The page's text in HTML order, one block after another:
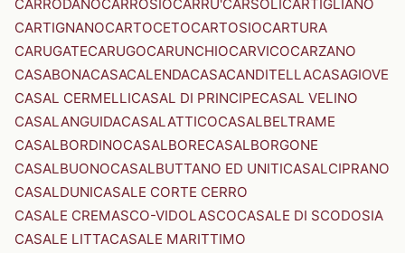
CARRODANOCARROSIOCARRU'CARSOLICARTIGLIANO
CARTIGNANOCARTOCETOCARTOSIOCARTURA
CARUGATECARUGOCARUNCHIOCARVICOCARZANO
CASABONACASACALENDACASACANDITELLACASAGIOVE
CASAL CERMELLICASAL DI PRINCIPECASAL VELINO
CASALANGUIDACASALATTICOCASALBELTRAME
CASALBORDINOCASALBORECASALBORGONE
CASALBUONOCASALBUTTANO ED UNITICASALCIPRANO
CASALDUNICASALE CORTE CERRO
CASALE CREMASCO-VIDOLASCOCASALE DI SCODOSIA
CASALE LITTACASALE MARITTIMO